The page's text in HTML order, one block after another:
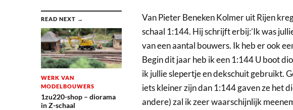
READ NEXT →
WERK VAN
MODELBOUWERS
1zu220-shop – diorama
in Z-schaal
Van Pieter Beneken Kolmer uit Rijen
schaal 1:144. Hij schrijft erbij:’Ik was
van een aantal bouwers. Ik heb er ook
Begin dit jaar heb ik een 1:144 U boot
ik jullie slepertje en dekschuit gebruikt.
iets kleiner zijn dan 1:144 gaven ze het
andere) zal ik zeer waarschijnlijk